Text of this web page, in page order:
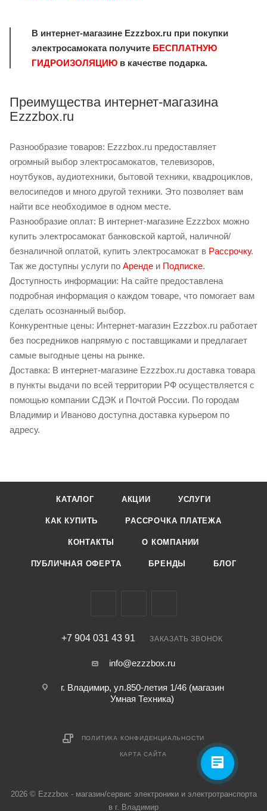
В интернет-магазине Ezzzbox.ru при покупки
электросамоката получите БЕСПЛАТНУЮ
ГИДРОИЗОЛЯЦИЮ в качестве подарка.
Преимущества интернет-магазина
Ezzzbox.ru
Разнообразие товаров: Ezzzbox.ru предоставляет
огромный выбор электросамокатов, телевизоров,
ноутбуков, аудиотехники, бытовой техники, квадроциклов,
велосипедов и много другой техники. Это позволяет вам
найти все необходимое в одном месте.
Разнообразие оплат: В интернет-магазине Ezzzbox можно
купить электросамокат банковской картой, наличной/
безналичной оплатой, купить электросамокат в Рассрочку.
Так же доступны услуги по Аренде и Подписке.
Доступность информации: На сайте предоставлена
подробная информация о каждом товаре, что помогает вам
сделать осознанный выбор.
Конкурентные цены: Интернет-магазин Ezzzbox.ru работает
без посредников напрямую с поставщиками и предлагает
самые выгодные цены на рынке.
Доставка: В интернет-магазине Ezzzbox.ru доставка товара
в пункты выдачи по всей территории РФ осуществляется с
помощью компании СДЭК и Почтой России. По городам
Владимир и Иваново доступна доставка курьером по
адресу.
КАТАЛОГ АКЦИИ УСЛУГИ
КАК КУПИТЬ РАССРОЧКА ПЛАТЕЖА
КОНТАКТЫ О КОМПАНИИ
ПУБЛИЧНАЯ ОФЕРТА БРЕНДЫ БЛОГ
+7 904 031 43 91 ЗАКАЗАТЬ ЗВОНОК
info@ezzzbox.ru
г. Владимир, ул.850-летия 1/46 (магазин
Умная Техника)
ПОЛИТИКА КОНФИДЕНЦИАЛЬНОСТИ
КАРТА САЙТА
2026 © Ezzzbox - магазин/сервис электроники и электротранспорта
в г. Владимир